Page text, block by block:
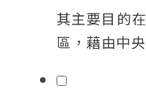
其主要目的
區，藉由中